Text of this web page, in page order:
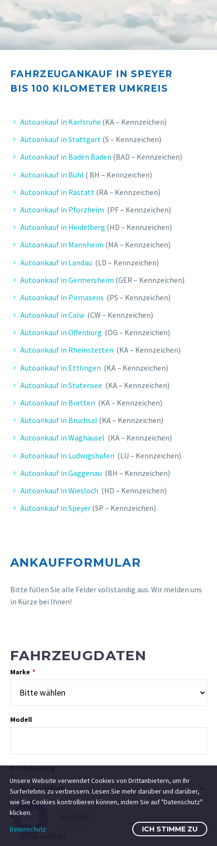
FAHRZEUGANKAUF IN SPEYER
BIS 100 KILOMETER UMKREIS
Autoankauf in Karlsruhe (KA – Kennzeichen)
Autoankauf in Stuttgart (S – Kennzeichen)
Autoankauf in Baden Baden (BAD – Kennzeichen)
Autoankauf in Bühl ( BH – Kennzeichen)
Autoankauf in Rastatt (RA – Kennzeichen)
Autoankauf in Pforzheim (PF – Kennzeichen)
Autoankauf in Heidelberg (HD – Kennzeichen)
Autoankauf in Mannheim (MA – Kennzeichen)
Autoankauf in Landau (LD – Kennzeichen)
Autoankauf in Germersheim (GER – Kennzeichen)
Autoankauf in Pirmasens (PS – Kennzeichen)
Autoankauf in Calw (CW – Kennzeichen)
Autoankauf in Offenburg (OG – Kennzeichen)
Autoankauf in Rheinstetten (KA – Kennzeichen)
Autoankauf in Ettlingen (KA – Kennzeichen)
Autoankauf in Stutensee (KA – Kennzeichen)
Autoankauf in Bretten (KA – Kennzeichen)
Autoankauf in Bruchsal (KA – Kennzeichen)
Autoankauf in Waghäusel (KA – Kennzeichen)
Autoankauf in Ludwigshafen (LU – Kennzeichen)
Autoankauf in Gaggenau (BH – Kennzeichen)
Autoankauf in Wiesloch (HD – Kennzeichen)
Autoankauf in Speyer (SP – Kennzeichen)
ANKAUFFORMULAR
Bitte füllen Sie alle Felder vollständig aus. Wir melden uns
in Kürze bei Ihnen!
FAHRZEUGDATEN
Marke *
Modell
Erstzulassung
Km-Stand
Unsere Website verwendet Cookies von Drittanbietern, um Ihr
Surferlebnis zu verbessern. Lesen Sie mehr darüber und darüber,
wie Sie Cookies kontrollieren können, indem Sie auf "Datenschutz"
klicken.
Datenschutz
ICH STIMME ZU